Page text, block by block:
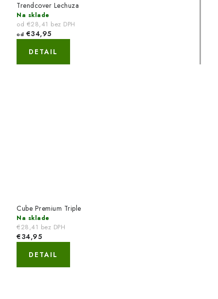
Trendcover Lechuza
Na sklade
od €28,41 bez DPH
od €34,95
DETAIL
Cube Premium Triple
Na sklade
€28,41 bez DPH
€34,95
DETAIL